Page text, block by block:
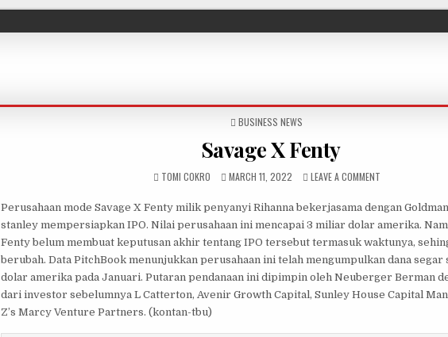
POSTED IN
BUSINESS NEWS
Savage X Fenty
AUTHOR:
TOMI COKRO PUBLISHED DATE:
MARCH 11, 2022 LEAVE A COMMENTON SAVAGE X FENTY
Perusahaan mode Savage X Fenty milik penyanyi Rihanna bekerjasama dengan
stanley mempersiapkan IPO. Nilai perusahaan ini mencapai 3 miliar dolar amerika.
Fenty belum membuat keputusan akhir tentang IPO tersebut termasuk waktunya,
berubah. Data PitchBook menunjukkan perusahaan ini telah mengumpulkan dana segar
dolar amerika pada Januari. Putaran pendanaan ini dipimpin oleh Neuberger Berman
dari investor sebelumnya L Catterton, Avenir Growth Capital, Sunley House Capital
Z’s Marcy Venture Partners. (kontan-tbu)